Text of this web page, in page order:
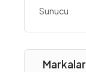
Sunucu
Markalar